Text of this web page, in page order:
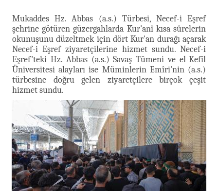
Mukaddes Hz. Abbas (a.s.) Türbesi, Necef-i Eşref
şehrine götüren güzergahlarda Kur'anî kısa sûrelerin
okunuşunu düzeltmek için dört Kur'an durağı açarak
Necef-i Eşref ziyaretçilerine hizmet sundu. Necef-i
Eşref'teki Hz. Abbas (a.s.) Savaş Tümeni ve el-Kefîl
Üniversitesi alayları ise Müminlerin Emîri'nin (a.s.)
türbesine doğru gelen ziyaretçilere birçok çeşit
hizmet sundu.